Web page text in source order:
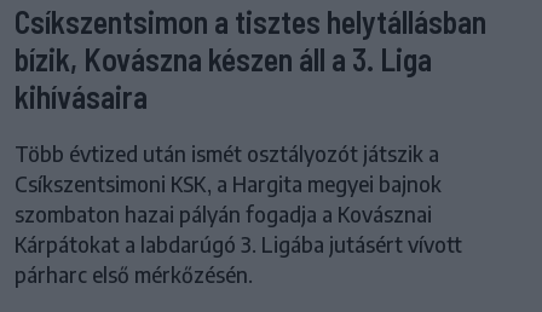
Csíkszentsimon a tisztes helytállásban
bízik, Kovászna készen áll a 3. Liga
kihívásaira
Több évtized után ismét osztályozót játszik a
Csíkszentsimoni KSK, a Hargita megyei bajnok
szombaton hazai pályán fogadja a Kovásznai
Kárpátokat a labdarúgó 3. Ligába jutásért vívott
párharc első mérkőzésén.